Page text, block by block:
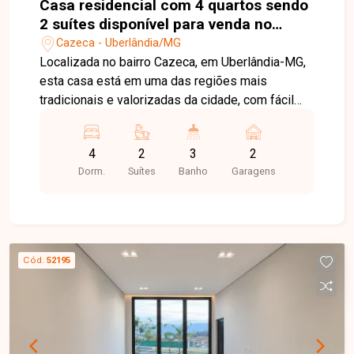
Casa residencial com 4 quartos sendo
2 suítes disponível para venda no
bairro Cazeca em Uberlândia-MG
Cazeca - Uberlândia/MG
Localizada no bairro Cazeca, em Uberlândia-MG,
esta casa está em uma das regiões mais
tradicionais e valorizadas da cidade, com fácil
farmácias, restaurantes e diversos serviços
essenciais. O bairro oferece praticidade, conforto
e excelente qualidade de vida para toda a família.
passar roupas, roupeiro e despensa. Todos os
quartos e banheiros possuem armários
planejados, assim como a cozinha, que conta
com amplos armários, proporcionando
organização e funcionalidade. Neste ano, a
residência passou por um amplo retrofit,
4
Dorm.
2
Suítes
3
Banho
2
Garagens
Cód. 52195